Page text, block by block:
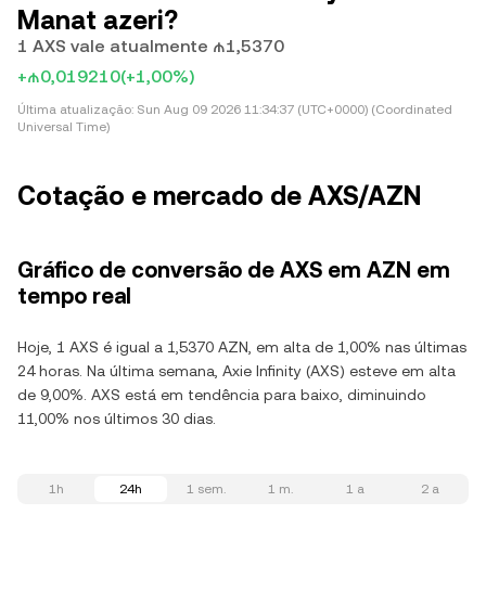
Manat azeri?
1 AXS vale atualmente ₼1,5370
+₼0,019210(+1,00%)
Última atualização: Sun Aug 09 2026 11:34:37 (UTC+0000) (Coordinated
Universal Time)
Cotação e mercado de AXS/AZN
Gráfico de conversão de AXS em AZN em
tempo real
Hoje, 1 AXS é igual a 1,5370 AZN, em alta de 1,00% nas últimas
24 horas. Na última semana, Axie Infinity (AXS) esteve em alta
de 9,00%. AXS está em tendência para baixo, diminuindo
11,00% nos últimos 30 dias.
1h 24h 1 sem. 1 m. 1 a 2 a